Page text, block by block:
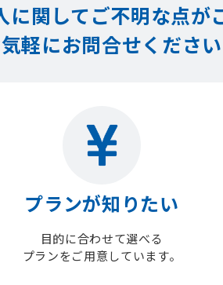
に関してご不明な点が
軽にお問合せください
プランが知りたい
目的に合わせて選べる
プランをご用意しています。